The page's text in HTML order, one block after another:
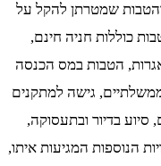
והטבות שמטרתן להקל על
כוללות חניה חינם,
הטבות במס הכנסה
גישה למתקנים
סיוע בדיור ובתעסוקה,
הנוספות המגיעות איתו,